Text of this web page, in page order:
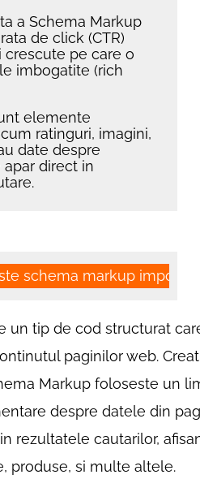
a Schema Markup
de click (CTR)
crescute pe care o
imbogatite (rich
elemente
ratinguri, imagini,
date despre
direct in
un tip de cod structurat
paginilor web.
Markup foloseste un
despre datele din
rezultatele cautarilor,
produse, si multe altele.
schema markup